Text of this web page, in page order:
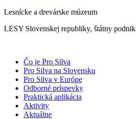
Lesnícke a drevárske múzeum
LESY Slovenskej republiky, štátny podnik
Čo je Pro Silva
Pro Silva na Slovensku
Pro Silva v Európe
Odborné príspevky
Praktická aplikácia
Aktivity
Aktuálne